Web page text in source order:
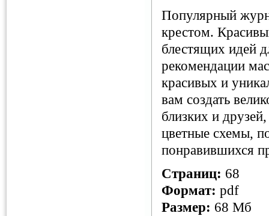
Популярный
крестом.
блестящих идей
рекомендации
красивых и
вам создать
близких и
цветные схемы,
понравившихся
Страниц: 68
Формат: pdf
Размер: 68 Мб